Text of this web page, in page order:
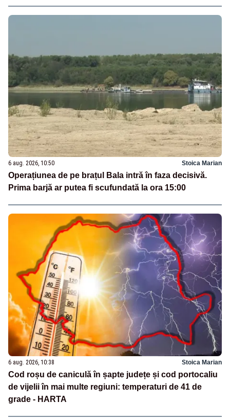
6 aug. 2026, 10:50 Stoica Marian
Operațiunea de pe brațul Bala intră în faza decisivă.
Prima barjă ar putea fi scufundată la ora 15:00
6 aug. 2026, 10:38 Stoica Marian
Cod roșu de caniculă în șapte județe și cod portocaliu
de vijelii în mai multe regiuni: temperaturi de 41 de
grade - HARTA